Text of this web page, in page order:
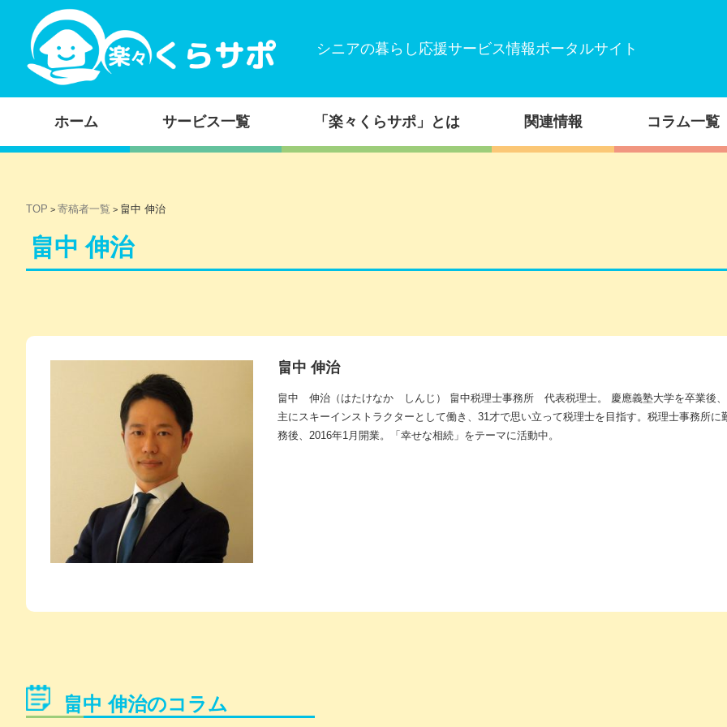
シニアの暮らし応援サービス情報ポータルサイト
コンテンツに移動
ホーム サービス一覧 「楽々くらサポ」とは 関連情報 コラム一覧
TOP > 寄稿者一覧 > 畠中 伸治
畠中 伸治
畠中 伸治
畠中 伸治（はたけなか しんじ） 畠中税理士事務所 代表税理士。 慶應義塾大学を卒業後、
主にスキーインストラクターとして働き、31才で思い立って税理士を目指す。税理士事務所に
務後、2016年1月開業。「幸せな相続」をテーマに活動中。
畠中 伸治のコラム